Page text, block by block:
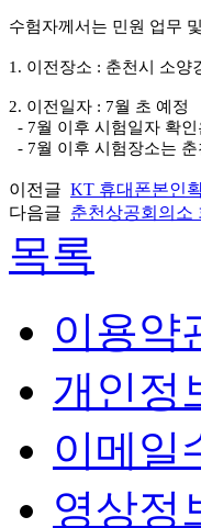
수험자께서는 민원 업무
1. 이전장소 : 춘천시 소양
2. 이전일자 : 7월 초 예정
- 7월 이후 시험일자 확
- 7월 이후 시험장소는
이전글 KT 휴대폰본인
다음글 춘천상공회의소
목록
이용약
개인정
이메일
영상정